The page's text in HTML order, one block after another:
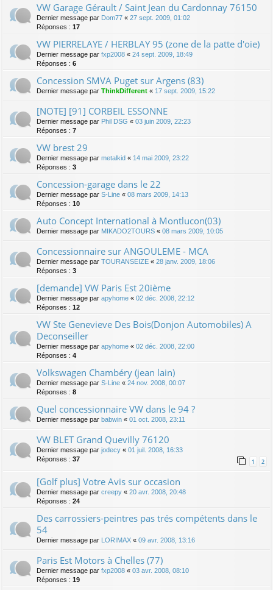
VW Garage Gérault / Saint Jean du Cardonnay 76150
Dernier message par Dom77 « 27 sept. 2009, 01:02
Réponses : 17
VW PIERRELAYE / HERBLAY 95 (zone de la patte d'oie)
Dernier message par fxp2008 « 24 sept. 2009, 18:49
Réponses : 6
Concession SMVA Puget sur Argens (83)
Dernier message par ThinkDifferent « 17 sept. 2009, 15:22
[NOTE] [91] CORBEIL ESSONNE
Dernier message par Phil DSG « 03 juin 2009, 22:23
Réponses : 7
VW brest 29
Dernier message par metalkid « 14 mai 2009, 23:22
Réponses : 3
Concession-garage dans le 22
Dernier message par S-Line « 08 mars 2009, 14:13
Réponses : 10
Auto Concept International à Montlucon(03)
Dernier message par MIKADO2TOURS « 08 mars 2009, 10:05
Concessionnaire sur ANGOULEME - MCA
Dernier message par TOURANSEIZE « 28 janv. 2009, 18:06
Réponses : 3
[demande] VW Paris Est 20ième
Dernier message par apyhome « 02 déc. 2008, 22:12
Réponses : 12
VW Ste Genevieve Des Bois(Donjon Automobiles) A
Deconseiller
Dernier message par apyhome « 02 déc. 2008, 22:00
Réponses : 4
Volkswagen Chambéry (jean lain)
Dernier message par S-Line « 24 nov. 2008, 00:07
Réponses : 8
Quel concessionnaire VW dans le 94 ?
Dernier message par babwin « 01 oct. 2008, 23:11
VW BLET Grand Quevilly 76120
Dernier message par jodecy « 01 juil. 2008, 16:33
Réponses : 37 1 2
[Golf plus] Votre Avis sur occasion
Dernier message par creepy « 20 avr. 2008, 20:48
Réponses : 24
Des carrossiers-peintres pas trés compétents dans le
54
Dernier message par LORIMAX « 09 avr. 2008, 13:16
Paris Est Motors à Chelles (77)
Dernier message par fxp2008 « 03 avr. 2008, 08:10
Réponses : 19